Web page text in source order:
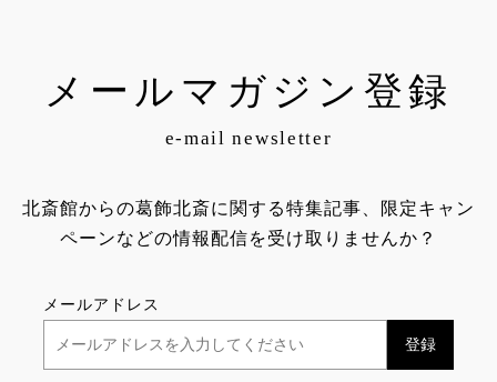
メールマガジン登録
e-mail newsletter
北斎館からの葛飾北斎に関する特集記事、限定キャン
ペーンなどの情報配信を受け取りませんか？
メールアドレス